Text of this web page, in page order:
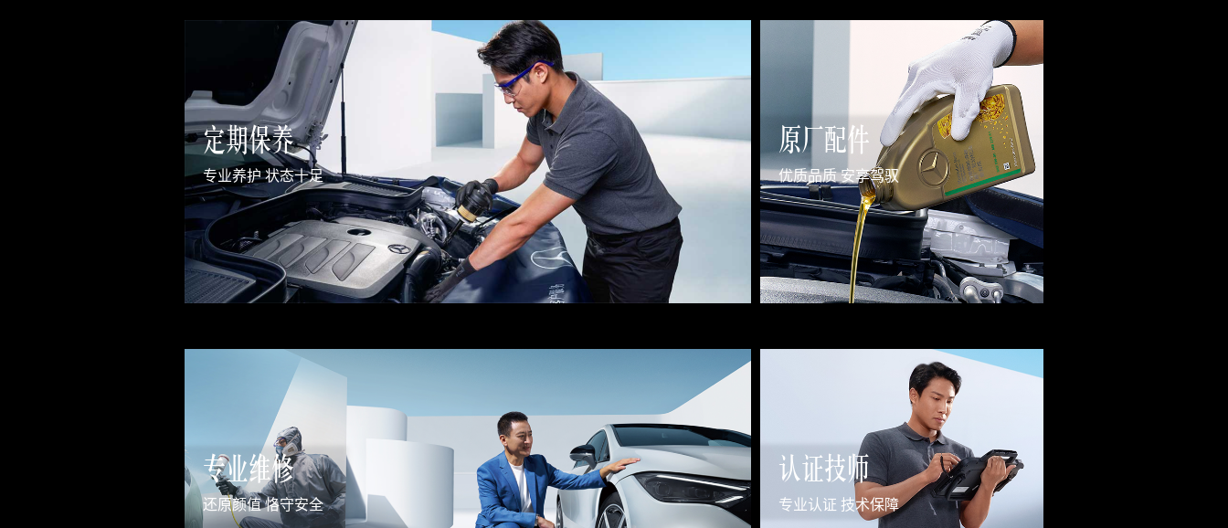
定期保养
专业养护 状态十足
原厂配件
优质品质 安享驾驭
专业维修
还原颜值 恪守安全
认证技师
专业认证 技术保障